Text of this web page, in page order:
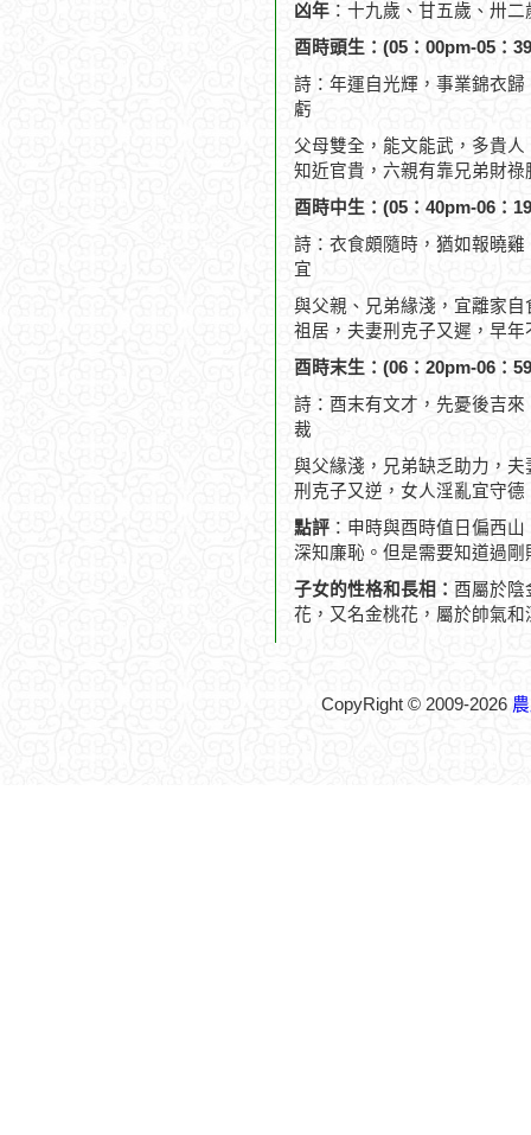
凶年 ：十九歲、甘五歲、卅
酉時頭生：(05：00pm-05：
詩：年運自光輝，事業錦衣
虧
父母雙全，能文能武，多貴
知近官貴，六親有靠兄弟財祿
酉時中生：(05：40pm-06：
詩：衣食頗隨時，猶如報曉
宜
與父親、兄弟緣淺，宜離家
祖居，夫妻刑克子又遲，早年
酉時末生：(06：20pm-06：
詩：酉末有文才，先憂後吉
裁
與父緣淺，兄弟缺乏助力，
刑克子又逆，女人淫亂宜守德
點評 ：申時與酉時值日偏西
深知廉恥。但是需要知道過剛
子女的性格和長相： 酉屬於陰
花，又名金桃花，屬於帥氣
CopyRight © 2009-2026